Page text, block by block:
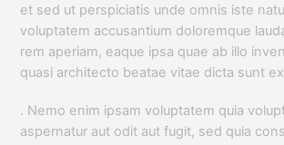
et sed ut perspiciatis unde omnis iste
voluptatem accusantium doloremque
rem aperiam, eaque ipsa quae ab illo
quasi architecto beatae vitae dicta sunt
. Nemo enim ipsam voluptatem quia
aspernatur aut odit aut fugit, sed quia